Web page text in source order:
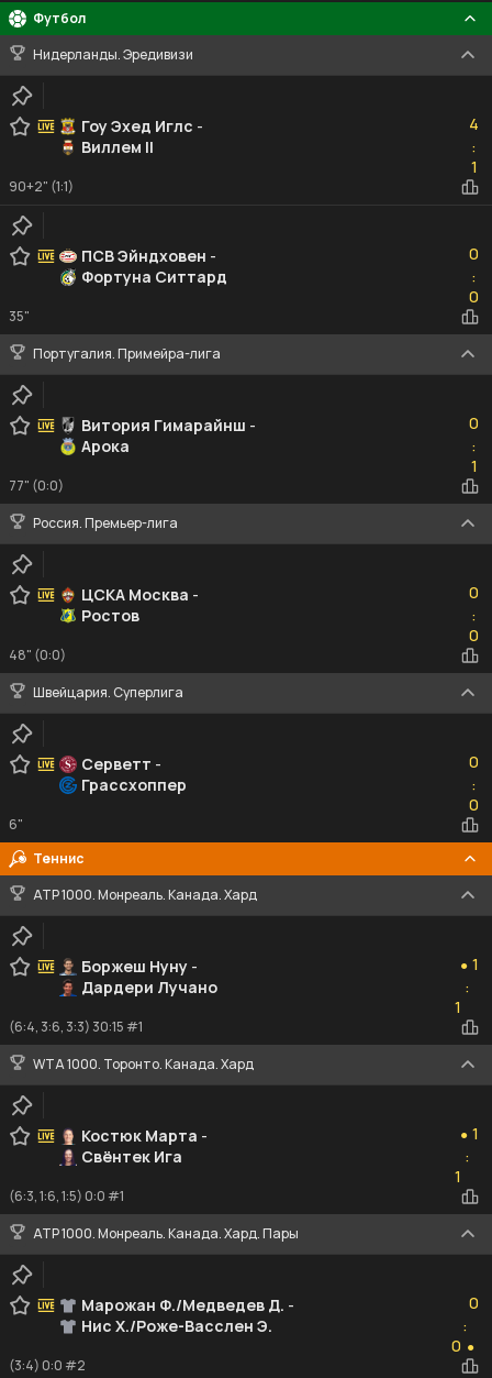
Футбол
Нидерланды. Эредивизи
Гоу Эхед Иглс -
Виллем II
4
:1
1
90+2" (1:1)
ПСВ Эйндховен -
Фортуна Ситтард
0
:0
0
35"
Португалия. Примейра-лига
Витория Гимарайнш -
Арока
0
:1
1
77" (0:0)
Россия. Премьер-лига
ЦСКА Москва -
Ростов
0
:0
0
48" (0:0)
Швейцария. Суперлига
Серветт -
Грассхоппер
0
:0
0
6"
Теннис
ATP 1000. Монреаль. Канада. Хард
Боржеш Нуну -
Дардери Лучано
● 1
:
1
(6:4, 3:6, 3:3) 30:15 #1
WTA 1000. Торонто. Канада. Хард
Костюк Марта -
Свёнтек Ига
● 1
:
1
(6:3, 1:6, 1:5) 0:0 #1
ATP 1000. Монреаль. Канада. Хард. Пары
Марожан Ф./Медведев Д. -
Нис Х./Роже-Васслен Э.
0
:
0 ●
(3:4) 0:0 #2